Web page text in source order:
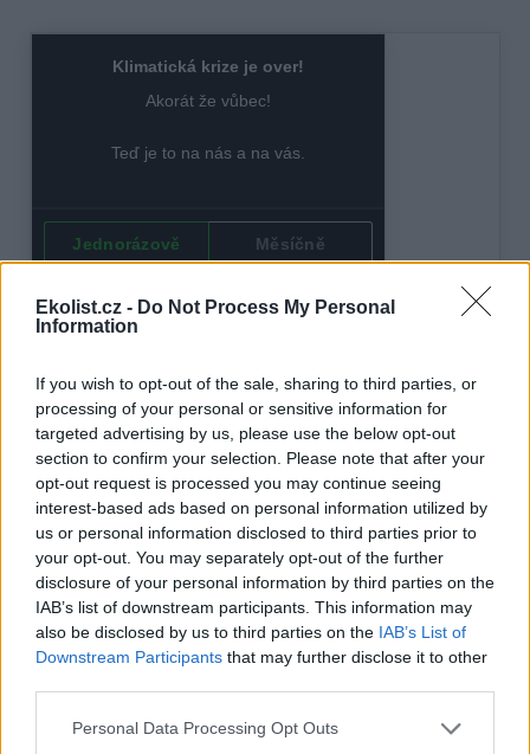
Ekolist.cz - Do Not Process My Personal
Information
If you wish to opt-out of the sale, sharing to third parties, or
processing of your personal or sensitive information for
targeted advertising by us, please use the below opt-out
section to confirm your selection. Please note that after your
opt-out request is processed you may continue seeing
interest-based ads based on personal information utilized by
us or personal information disclosed to third parties prior to
your opt-out. You may separately opt-out of the further
disclosure of your personal information by third parties on the
IAB’s list of downstream participants. This information may
also be disclosed by us to third parties on the IAB’s List of
Downstream Participants that may further disclose it to other
Personal Data Processing Opt Outs
Daniela Magersteinová
Autorka je členka sdružení Jihočeské matky
tisknout poslat
Ekolist.cz nabízí v rubrice Názory a komentáře prostor pro
otevřenou diskuzi. V žádném případě ale nejsou zde publikované
názorem autora daného textu. Svůj názor nám můžete poslat na